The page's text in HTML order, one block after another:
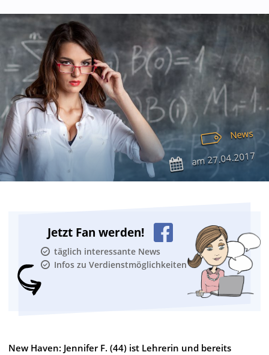
News
am27.04.2017
Jetzt Fan werden!
täglich interessante News
Infos zu Verdienstmöglichkeiten
New Haven: Jennifer F. (44) ist Lehrerin und bereits